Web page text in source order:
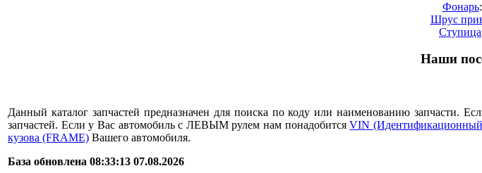
Фонарь
Шрус
Cтупица
Наши
Данный каталог запчастей предназначен для поиска по коду или наименованию запчасти.
запчастей. Если у Вас автомобиль с ЛЕВЫМ рулем нам понадобитсяVIN
кузова (FRAME) Вашего автомобиля.
База обновлена 08:33:13 07.08.2026